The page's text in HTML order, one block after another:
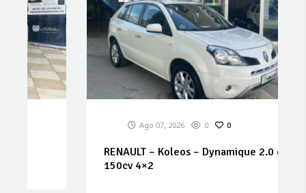
0 0
RENAULT – Koleos – Dynamique 2.0 dCi